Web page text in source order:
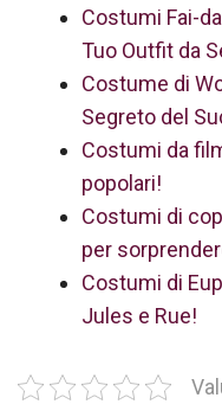
Costumi Fai-
Tuo Outfit da
Costume di
Segreto del
Costumi da
popolari!
Costumi di
per
Costumi di
Jules e Rue!